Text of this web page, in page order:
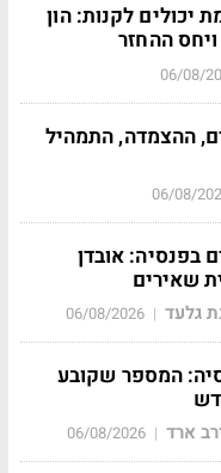
יכולים לקנות: הון
ההחזר
06/08/
ההצמדה, התמהיל
06/08/
בפנסיה: אובדן
שאירים
גלעד |
06/08/2026
המספר שקובע
ארד |
06/08/2026